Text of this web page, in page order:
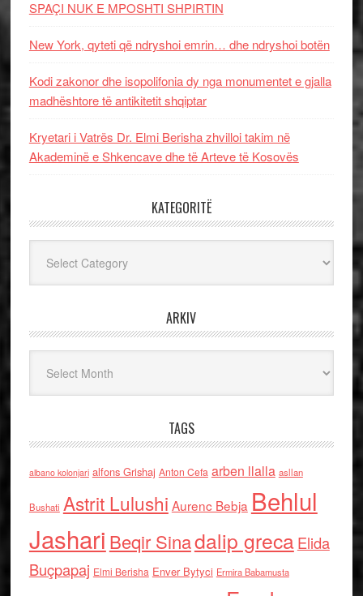
SPAÇI NUK E MPOSHTI SHPIRTIN
New York, qyteti që ndryshoi emrin… dhe ndryshoi botën
Kodi zakonor dhe isopolifonia dy nga monumentet e gjalla
madhështore të antikitetit shqiptar
Kryetari i Vatrës Dr. Elmi Berisha zhvilloi takim në
Akademinë e Shkencave dhe të Arteve të Kosovës
KATEGORITË
ARKIV
TAGS
albano kolonjari alfons Grishaj Anton Cefa arben llalla asllan
Bushati Astrit Lulushi Aurenc Bebja Behlul
Jashari Beqir Sinadalip grecaElida
Buçpapaj Elmi Berisha Enver Bytyci Ermira Babamusta